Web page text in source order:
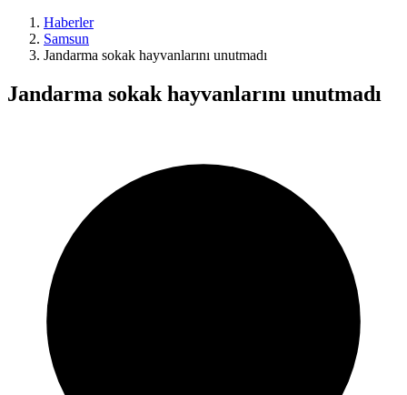
Haberler
Samsun
Jandarma sokak hayvanlarını unutmadı
Jandarma sokak hayvanlarını unutmadı